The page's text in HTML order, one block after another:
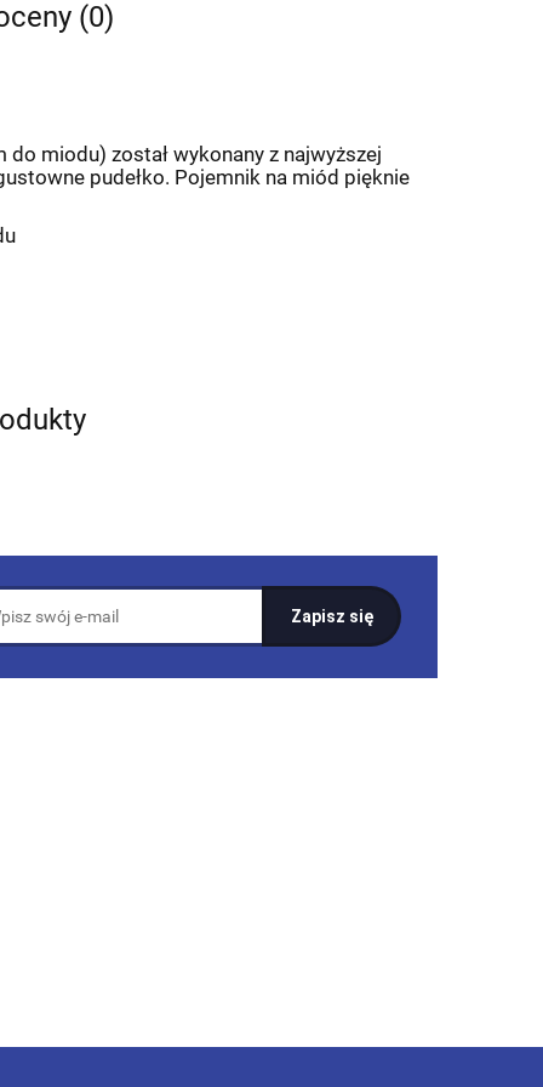
(0)
miodu) został wykonany z najwyższej
pudełko. Pojemnik na miód pięknie